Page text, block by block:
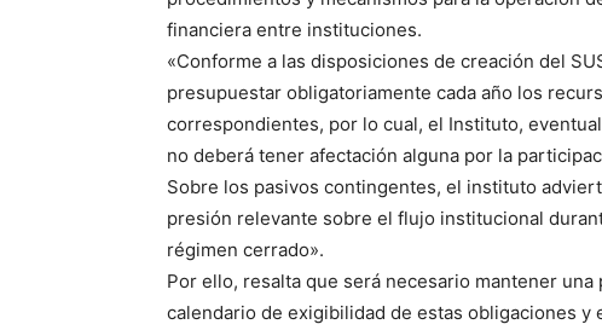
financiera entre instituciones.
«Conforme a las disposiciones de creación del
presupuestar obligatoriamente cada año los
correspondientes, por lo cual, el Instituto,
no deberá tener afectación alguna por la
Sobre los pasivos contingentes, el instituto
presión relevante sobre el flujo institucional
régimen cerrado».
Por ello, resalta que será necesario mantener
calendario de exigibilidad de estas obligaciones